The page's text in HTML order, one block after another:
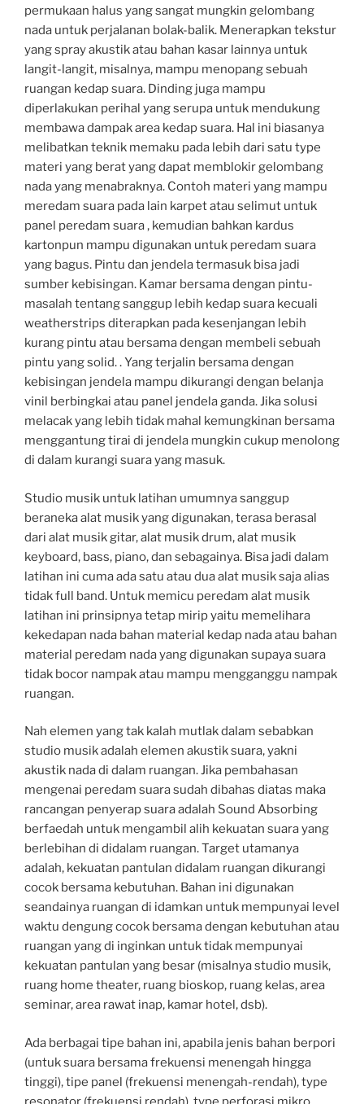
permukaan halus yang sangat mungkin gelombang
nada untuk perjalanan bolak-balik. Menerapkan tekstur
yang spray akustik atau bahan kasar lainnya untuk
langit-langit, misalnya, mampu menopang sebuah
ruangan kedap suara. Dinding juga mampu
diperlakukan perihal yang serupa untuk mendukung
membawa dampak area kedap suara. Hal ini biasanya
melibatkan teknik memaku pada lebih dari satu type
materi yang berat yang dapat memblokir gelombang
nada yang menabraknya. Contoh materi yang mampu
meredam suara pada lain karpet atau selimut untuk
panel peredam suara , kemudian bahkan kardus
kartonpun mampu digunakan untuk peredam suara
yang bagus. Pintu dan jendela termasuk bisa jadi
sumber kebisingan. Kamar bersama dengan pintu-
masalah tentang sanggup lebih kedap suara kecuali
weatherstrips diterapkan pada kesenjangan lebih
kurang pintu atau bersama dengan membeli sebuah
pintu yang solid. . Yang terjalin bersama dengan
kebisingan jendela mampu dikurangi dengan belanja
vinil berbingkai atau panel jendela ganda. Jika solusi
melacak yang lebih tidak mahal kemungkinan bersama
menggantung tirai di jendela mungkin cukup menolong
di dalam kurangi suara yang masuk.
Studio musik untuk latihan umumnya sanggup
beraneka alat musik yang digunakan, terasa berasal
dari alat musik gitar, alat musik drum, alat musik
keyboard, bass, piano, dan sebagainya. Bisa jadi dalam
latihan ini cuma ada satu atau dua alat musik saja alias
tidak full band. Untuk memicu peredam alat musik
latihan ini prinsipnya tetap mirip yaitu memelihara
kekedapan nada bahan material kedap nada atau bahan
material peredam nada yang digunakan supaya suara
tidak bocor nampak atau mampu mengganggu nampak
ruangan.
Nah elemen yang tak kalah mutlak dalam sebabkan
studio musik adalah elemen akustik suara, yakni
akustik nada di dalam ruangan. Jika pembahasan
mengenai peredam suara sudah dibahas diatas maka
rancangan penyerap suara adalah Sound Absorbing
berfaedah untuk mengambil alih kekuatan suara yang
berlebihan di didalam ruangan. Target utamanya
adalah, kekuatan pantulan didalam ruangan dikurangi
cocok bersama kebutuhan. Bahan ini digunakan
seandainya ruangan di idamkan untuk mempunyai level
waktu dengung cocok bersama dengan kebutuhan atau
ruangan yang di inginkan untuk tidak mempunyai
kekuatan pantulan yang besar (misalnya studio musik,
ruang home theater, ruang bioskop, ruang kelas, area
seminar, area rawat inap, kamar hotel, dsb).
Ada berbagai tipe bahan ini, apabila jenis bahan berpori
(untuk suara bersama frekuensi menengah hingga
tinggi), tipe panel (frekuensi menengah-rendah), type